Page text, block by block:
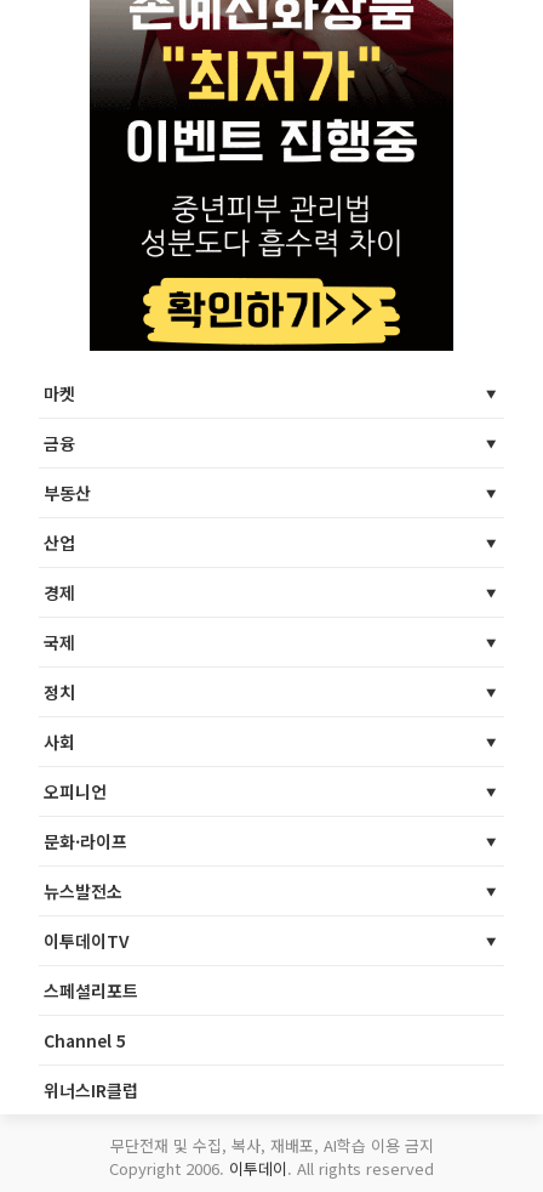
마켓
금융
부동산
산업
경제
국제
정치
사회
오피니언
문화·라이프
뉴스발전소
이투데이TV
스페셜리포트
Channel 5
위너스IR클럽
무단전재 및 수집, 복사, 재배포, AI학습 이용 금지
Copyright 2006. 이투데이. All rights reserved